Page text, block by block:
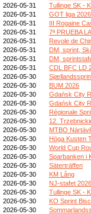
2026-05-31
Tullinge SK -
2026-05-31
GOT liga
2026-05-31
III Rogaine
2026-05-31
7ª PRUEBA
2026-05-31
Revole de
2026-05-31
DM, sprint,
2026-05-31
DM,
2026-05-31
CDL BFC LD
2026-05-30
2026-05-30
BUM 2026
2026-05-30
Gdańsk City
2026-05-30
Gdańsk City
2026-05-30
Régionale
2026-05-30
12.
2026-05-30
MTBO
2026-05-30
Höga Kusten
2026-05-30
World Cup
2026-05-30
Sparbanken i
2026-05-30
Säterträffen
2026-05-30
KM Lång
2026-05-30
NJ-stafet 2026
2026-05-30
Tullinge SK -
2026-05-30
KO Sprint
2026-05-30